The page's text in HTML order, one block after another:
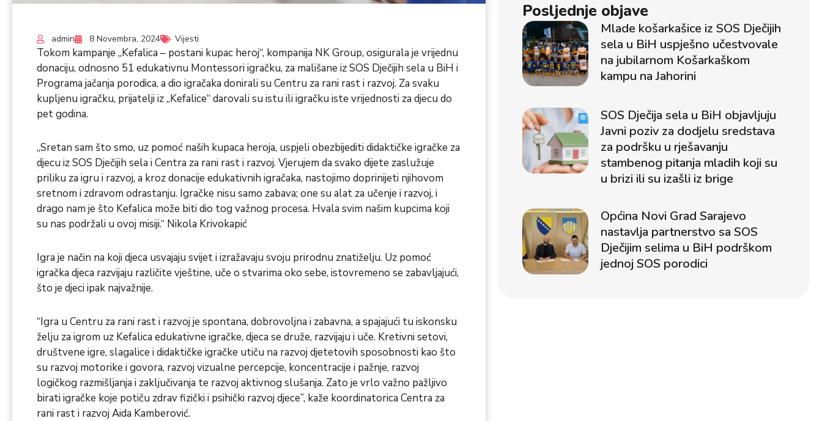
admin 8 Novembra, 2024 Vijesti
Tokom kampanje „Kefalica – postani kupac heroj“, kompanija NK Group, osigurala je vrijednu
donaciju, odnosno 51 edukativnu Montessori igračku, za mališane iz SOS Dječijih sela u BiH i
Programa jačanja porodica, a dio igračaka donirali su Centru za rani rast i razvoj. Za svaku
kupljenu igračku, prijatelji iz „Kefalice“ darovali su istu ili igračku iste vrijednosti za djecu do
pet godina.
„Sretan sam što smo, uz pomoć naših kupaca heroja, uspjeli obezbijediti didaktičke igračke za
djecu iz SOS Dječijih sela i Centra za rani rast i razvoj. Vjerujem da svako dijete zaslužuje
priliku za igru i razvoj, a kroz donacije edukativnih igračaka, nastojimo doprinijeti njihovom
sretnom i zdravom odrastanju. Igračke nisu samo zabava; one su alat za učenje i razvoj, i
drago nam je što Kefalica može biti dio tog važnog procesa. Hvala svim našim kupcima koji
su nas podržali u ovoj misiji.“ Nikola Krivokapić
Igra je način na koji djeca usvajaju svijet i izražavaju svoju prirodnu znatiželju. Uz pomoć
igračka djeca razvijaju različite vještine, uče o stvarima oko sebe, istovremeno se zabavljajući,
što je djeci ipak najvažnije.
“Igra u Centru za rani rast i razvoj je spontana, dobrovoljna i zabavna, a spajajući tu iskonsku
želju za igrom uz Kefalica edukativne igračke, djeca se druže, razvijaju i uče. Kretivni setovi,
društvene igre, slagalice i didaktičke igračke utiču na razvoj djetetovih sposobnosti kao što
su razvoj motorike i govora, razvoj vizualne percepcije, koncentracije i pažnje, razvoj
logičkog razmišljanja i zaključivanja te razvoj aktivnog slušanja. Zato je vrlo važno pažljivo
birati igračke koje potiču zdrav fizički i psihički razvoj djece”, kaže koordinatorica Centra za
rani rast i razvoj Aida Kamberović.
Posljednje objave
Mlade košarkašice iz SOS Dječijih
sela u BiH uspješno učestvovale
na jubilarnom Košarkaškom
kampu na Jahorini
SOS Dječija sela u BiH objavljuju
Javni poziv za dodjelu sredstava
za podršku u rješavanju
stambenog pitanja mladih koji su
u brizi ili su izašli iz brige
Općina Novi Grad Sarajevo
nastavlja partnerstvo sa SOS
Dječijim selima u BiH podrškom
jednoj SOS porodici